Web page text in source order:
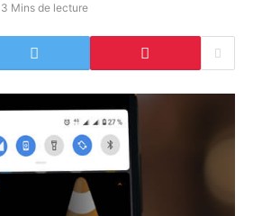
3 Mins de lecture